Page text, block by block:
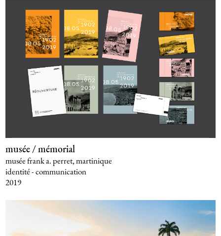
musée / mémorial
musée frank a. perret, martinique
identité - communication
2019